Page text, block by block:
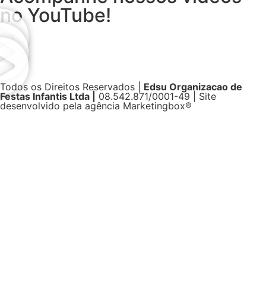
no YouTube!
Todos os Direitos Reservados | Edsu Organizacao de
Festas Infantis Ltda |
08.542.871/0001-49 | Site
desenvolvido pela agência Marketingbox®